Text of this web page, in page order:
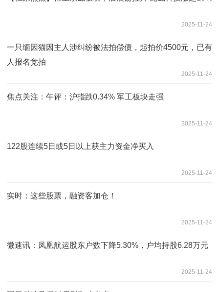
2025-11-24
一只缅因猫因主人涉纠纷被法拍偿债，起拍价4500元，已有
人报名竞拍
2025-11-24
焦点关注：午评：沪指跌0.34% 军工板块走强
2025-11-24
122股连续5日或5日以上获主力资金净买入
2025-11-24
实时：这些股票，融资客加仓！
2025-11-24
微速讯：凤凰航运股东户数下降5.30%，户均持股6.28万元
2025-11-24